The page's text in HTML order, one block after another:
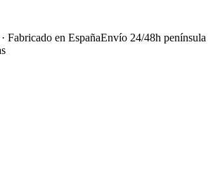
Fabricado en EspañaEnvío 24/48h península